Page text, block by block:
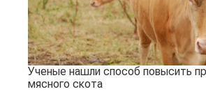
Ученые нашли способ повысить
мясного скота